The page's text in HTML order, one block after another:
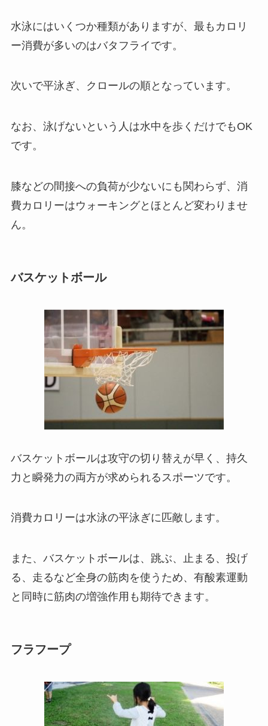
水泳にはいくつか種類がありますが、最もカロリ
ー消費が多いのはバタフライです。
次いで平泳ぎ、クロールの順となっています。
なお、泳げないという人は水中を歩くだけでもOK
です。
膝などの間接への負荷が少ないにも関わらず、消
費カロリーはウォーキングとほとんど変わりませ
ん。
バスケットボール
バスケットボールは攻守の切り替えが早く、持久
力と瞬発力の両方が求められるスポーツです。
消費カロリーは水泳の平泳ぎに匹敵します。
また、バスケットボールは、跳ぶ、止まる、投げ
る、走るなど全身の筋肉を使うため、有酸素運動
と同時に筋肉の増強作用も期待できます。
フラフープ